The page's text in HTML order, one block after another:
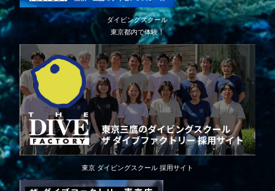
ダイビングスクール
東京都内で体験！
東京 ダイビングスクール 採用サイト